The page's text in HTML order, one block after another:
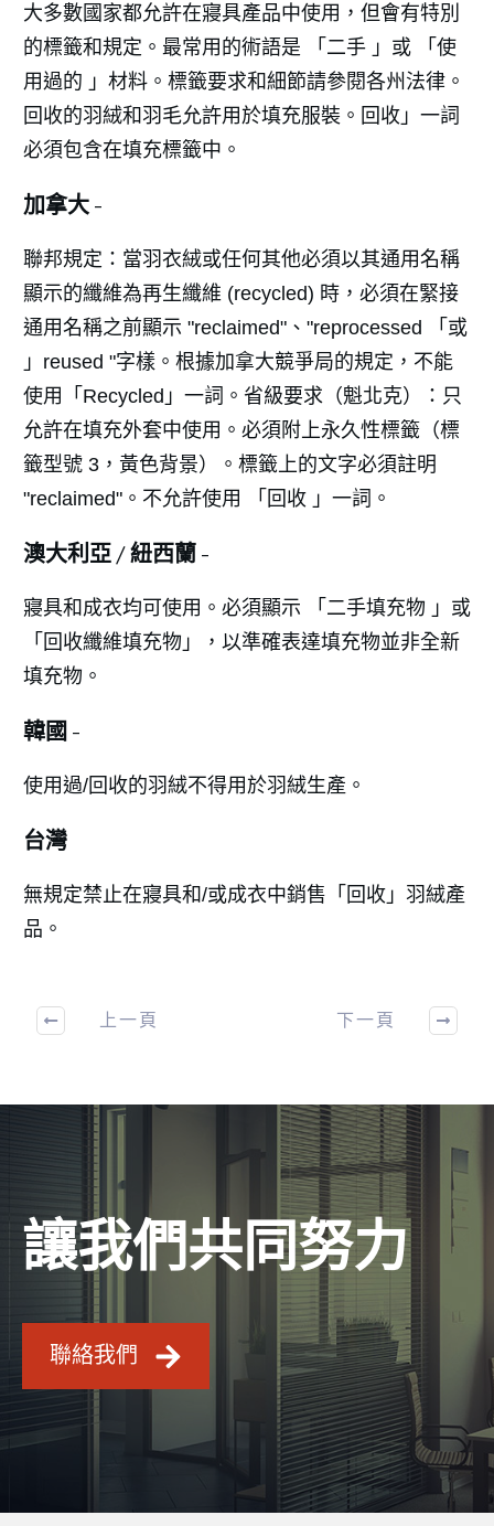
大多數國家都允許在寢具產品中使用，但會有特別
的標籤和規定。最常用的術語是 「二手 」或 「使
用過的 」材料。標籤要求和細節請參閱各州法律。
回收的羽絨和羽毛允許用於填充服裝。回收」一詞
必須包含在填充標籤中。
加拿大 -
聯邦規定：當羽衣絨或任何其他必須以其通用名稱
顯示的纖維為再生纖維 (recycled) 時，必須在緊接
通用名稱之前顯示 "reclaimed"、"reprocessed 「或
」reused "字樣。根據加拿大競爭局的規定，不能
使用「Recycled」一詞。省級要求（魁北克）：只
允許在填充外套中使用。必須附上永久性標籤（標
籤型號 3，黃色背景）。標籤上的文字必須註明
"reclaimed"。不允許使用 「回收 」一詞。
澳大利亞 / 紐西蘭 -
寢具和成衣均可使用。必須顯示 「二手填充物 」或
「回收纖維填充物」，以準確表達填充物並非全新
填充物。
韓國 -
使用過/回收的羽絨不得用於羽絨生產。
台灣
無規定禁止在寢具和/或成衣中銷售「回收」羽絨產
品。
上一頁 下一頁
讓我們共同努力
聯絡我們